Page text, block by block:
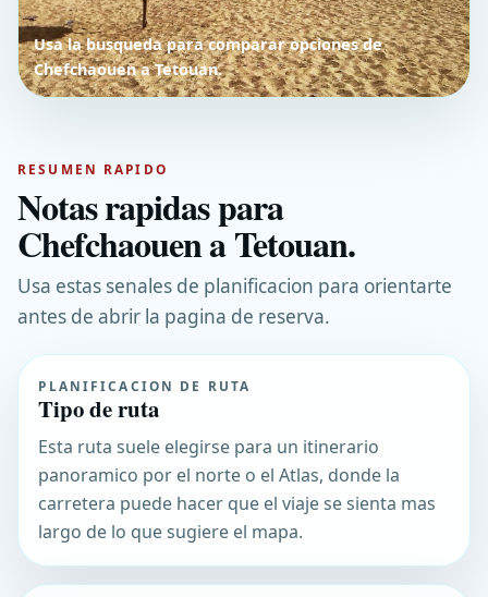
Usa la busqueda para comparar opciones de
Chefchaouen a Tetouan.
RESUMEN RAPIDO
Notas rapidas para
Chefchaouen a Tetouan.
Usa estas senales de planificacion para orientarte
antes de abrir la pagina de reserva.
PLANIFICACION DE RUTA
Tipo de ruta
Esta ruta suele elegirse para un itinerario
panoramico por el norte o el Atlas, donde la
carretera puede hacer que el viaje se sienta mas
largo de lo que sugiere el mapa.